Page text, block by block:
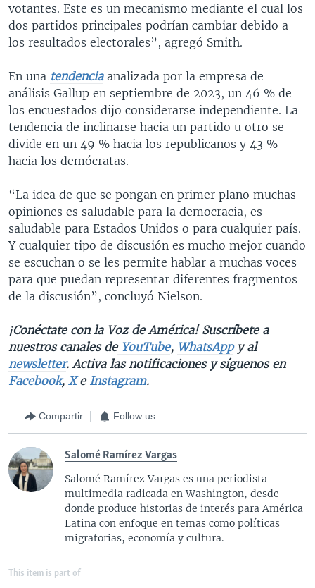
votantes. Este es un mecanismo mediante el cual los
dos partidos principales podrían cambiar debido a
los resultados electorales”, agregó Smith.
En una tendenciaanalizada por la empresa de
análisis Gallup en septiembre de 2023, un 46 % de
los encuestados dijo considerarse independiente. La
tendencia de inclinarse hacia un partido u otro se
divide en un 49 % hacia los republicanos y 43 %
hacia los demócratas.
“La idea de que se pongan en primer plano muchas
opiniones es saludable para la democracia, es
saludable para Estados Unidos o para cualquier país.
Y cualquier tipo de discusión es mucho mejor cuando
se escuchan o se les permite hablar a muchas voces
para que puedan representar diferentes fragmentos
de la discusión”, concluyó Nielson.
¡Conéctate con la Voz de América! Suscríbete a
nuestros canales deYouTube, WhatsAppy al
newsletter. Activa las notificaciones y síguenos en
Facebook, Xe Instagram.
Compartir Follow us
Salomé Ramírez Vargas
Salomé Ramírez Vargas es una periodista
multimedia radicada en Washington, desde
donde produce historias de interés para América
Latina con enfoque en temas como políticas
migratorias, economía y cultura.
This item is part of